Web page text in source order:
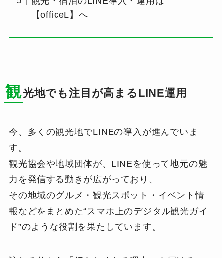
【officeL】へ
観光地でも注目が高まるLINE運用
今、多くの観光地でLINEの導入が進んでいま
す。
観光協会や地域団体が、LINEを使って地元の魅
力を発信する動きが広がっており、
その地域のグルメ・観光スポット・イベント情
報などをまとめた“スマホ上のデジタル観光ガイ
ド”のような役割を果たしています。